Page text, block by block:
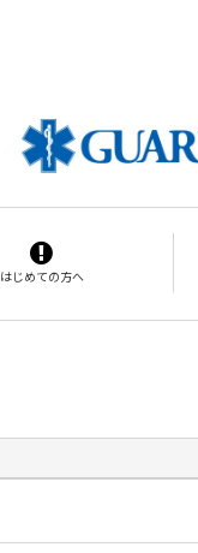
はじめての方へ